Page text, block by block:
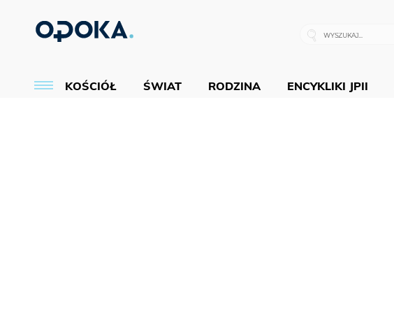
KOŚCIÓŁ ŚWIAT RODZINA ENCYKLIKI JPII